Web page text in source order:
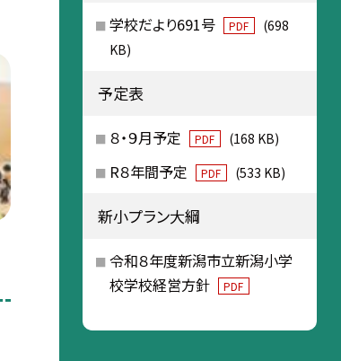
学校だより691号 PDF
(698
KB)
予定表
８・９月予定 PDF (168 KB)
R８年間予定 PDF (533 KB)
新小プラン大綱
令和８年度新潟市立新潟小学
校学校経営方針
PDF